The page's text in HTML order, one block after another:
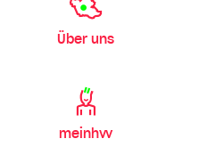
Über uns
meinhvv